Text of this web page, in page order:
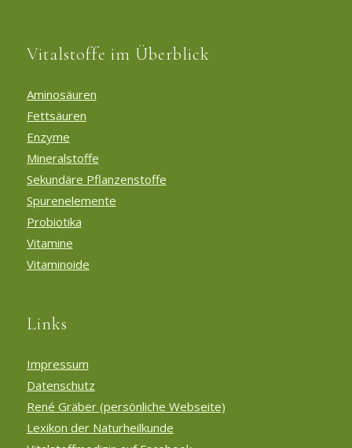
Vitalstoffe im Überblick
Aminosäuren
Fettsäuren
Enzyme
Mineralstoffe
Sekundäre Pflanzenstoffe
Spurenelemente
Probiotika
Vitamine
Vitaminoide
Links
Impressum
Datenschutz
René Gräber (persönliche Webseite)
Lexikon der Naturheilkunde